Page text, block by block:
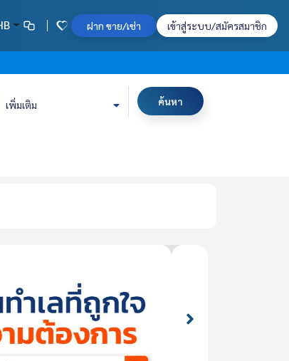
ฝาก ขาย/เช่า เข้าสู่ระบบ/สมัครสมาชิก
เพิ่มเติม ค้นหา